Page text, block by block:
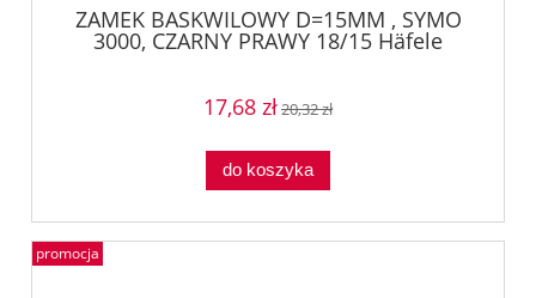
ZAMEK BASKWILOWY D=15MM , SYMO
3000, CZARNY PRAWY 18/15 Häfele
17,68 zł20,32 zł
do koszyka
promocja